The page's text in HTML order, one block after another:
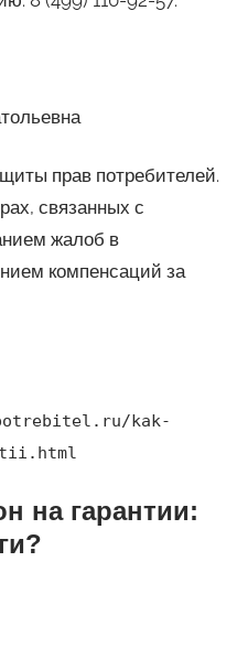
прав потребителей.
связанных с
жалоб в
компенсаций за
kak-
на гарантии: